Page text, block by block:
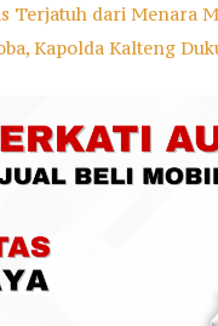
Terjatuh dari Menara
Kapolda Kalteng